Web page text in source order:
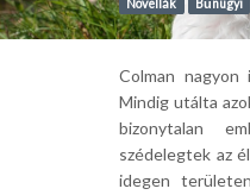
Novellák Bűnügyi
Colman
Mindig utálta
bizonytalan
szédelegtek az
idegen